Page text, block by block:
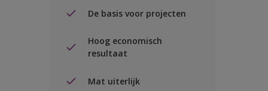
De basis voor projecten
Hoog economisch
resultaat
Mat uiterlijk